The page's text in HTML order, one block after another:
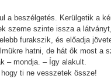
a beszélgetés. Kerülgetik a
szeme szinte issza a
furakszik, és előadja
hatni, de hát ők most a
– mondja. – Így alakult.
ti ne vesszetek össze!